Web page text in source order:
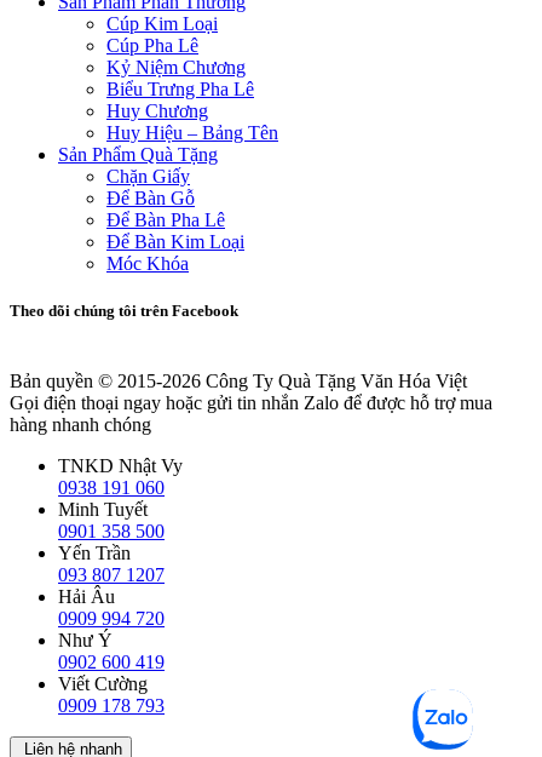
Cúp Kim Loại
Cúp Pha Lê
Kỷ Niệm Chương
Biểu Trưng Pha Lê
Huy Chương
Huy Hiệu – Bảng Tên
Sản Phẩm Quà Tặng
Chặn Giấy
Để Bàn Gỗ
Để Bàn Pha Lê
Để Bàn Kim Loại
Móc Khóa
Theo dõi chúng tôi trên Facebook
Bản quyền © 2015-2026 Công Ty Quà Tặng Văn Hóa Việt
Gọi điện thoại ngay hoặc gửi tin nhắn Zalo để được hỗ trợ mua
hàng nhanh chóng
TNKD Nhật Vy
0938 191 060
Minh Tuyết
0901 358 500
Yến Trần
093 807 1207
Hải Âu
0909 994 720
Như Ý
0902 600 419
Viết Cường
0909 178 793
Liên hệ nhanh